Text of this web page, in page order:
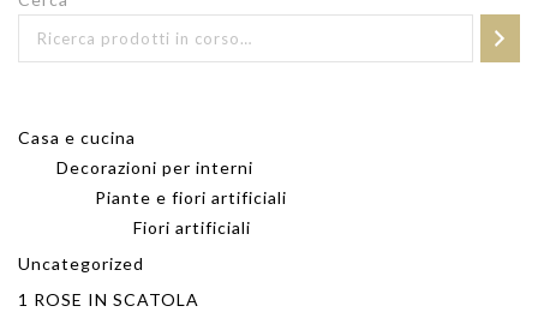
Casa e cucina
Decorazioni per interni
Piante e fiori artificiali
Fiori artificiali
Uncategorized
1 ROSE IN SCATOLA